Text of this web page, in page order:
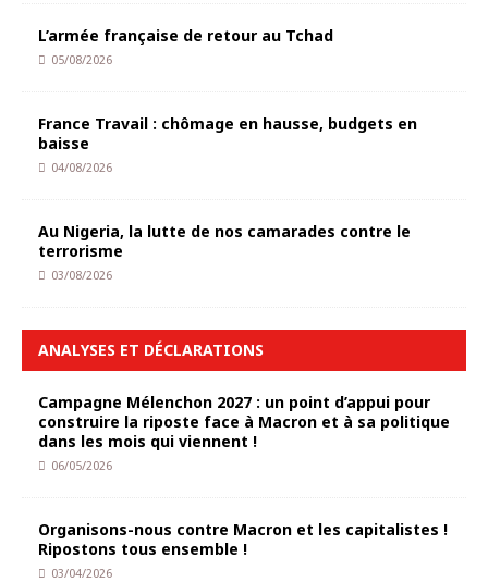
L’armée française de retour au Tchad
05/08/2026
France Travail : chômage en hausse, budgets en
baisse
04/08/2026
Au Nigeria, la lutte de nos camarades contre le
terrorisme
03/08/2026
ANALYSES ET DÉCLARATIONS
Campagne Mélenchon 2027 : un point d’appui pour
construire la riposte face à Macron et à sa politique
dans les mois qui viennent !
06/05/2026
Organisons-nous contre Macron et les capitalistes !
Ripostons tous ensemble !
03/04/2026